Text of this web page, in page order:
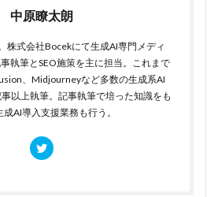
中原瞭太朗
株式会社Bocekにて生成AI専門メディ
執筆とSEO施策を主に担当。これまで
、Midjourneyなど多数の生成系AI
以上執筆。記事執筆で培った知識をも
AI導入支援業務も行う。